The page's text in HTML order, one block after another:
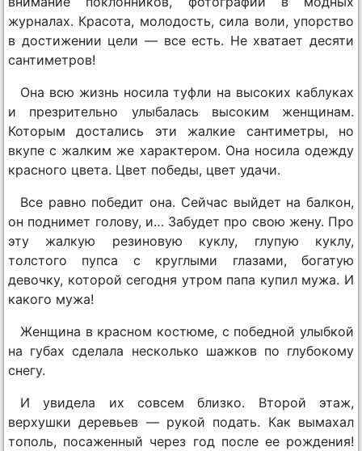
журналах. Красота, молодость, сила воли, упорство
в достижении цели — все есть. Не хватает десяти
сантиметров!
Она всю жизнь носила туфли на высоких каблуках
и презрительно улыбалась высоким женщинам.
Которым достались эти жалкие сантиметры, но
вкупе с жалким же характером. Она носила одежду
красного цвета. Цвет победы, цвет удачи.
Все равно победит она. Сейчас выйдет на балкон,
он поднимет голову, и… Забудет про свою жену. Про
эту жалкую резиновую куклу, глупую куклу,
толстого пупса с круглыми глазами, богатую
девочку, которой сегодня утром папа купил мужа. И
какого мужа!
Женщина в красном костюме, с победной улыбкой
на губах сделала несколько шажков по глубокому
снегу.
И увидела их совсем близко. Второй этаж,
верхушки деревьев — рукой подать. Как вымахал
тополь, посаженный через год после ее рождения!